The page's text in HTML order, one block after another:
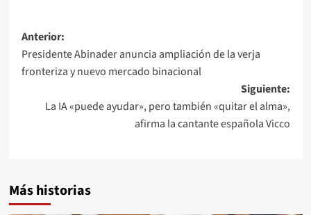
Anterior:
Presidente Abinader anuncia ampliación de la verja
fronteriza y nuevo mercado binacional
Siguiente:
La IA «puede ayudar», pero también «quitar el alma»,
afirma la cantante española Vicco
Más historias